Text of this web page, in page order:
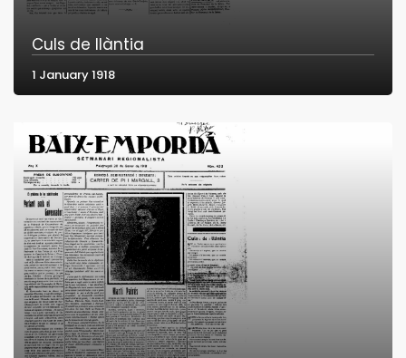
Culs de llàntia
1 January 1918